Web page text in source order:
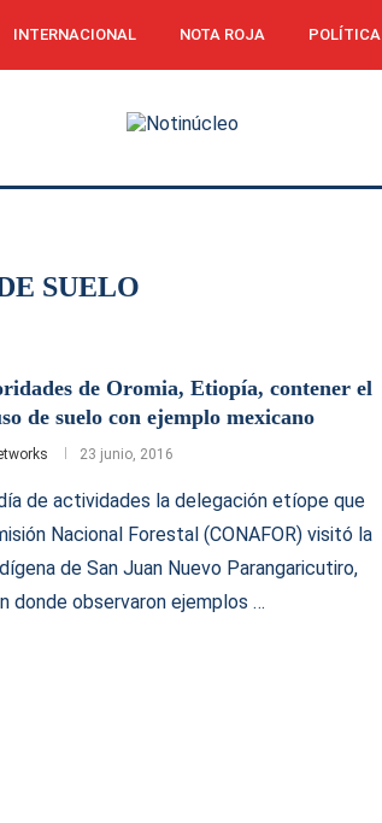
INTERNACIONAL NOTA ROJA POLÍTICA
SUELO
de Oromia, Etiopía, contener el
de suelo con ejemplo mexicano
23 junio, 2016
de actividades la delegación etíope que
Nacional Forestal (CONAFOR) visitó la
de San Juan Nuevo Parangaricutiro,
donde observaron ejemplos …